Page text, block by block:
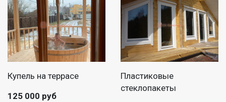
Купель на террасе
125 000 руб
Пластиковые
стеклопакеты